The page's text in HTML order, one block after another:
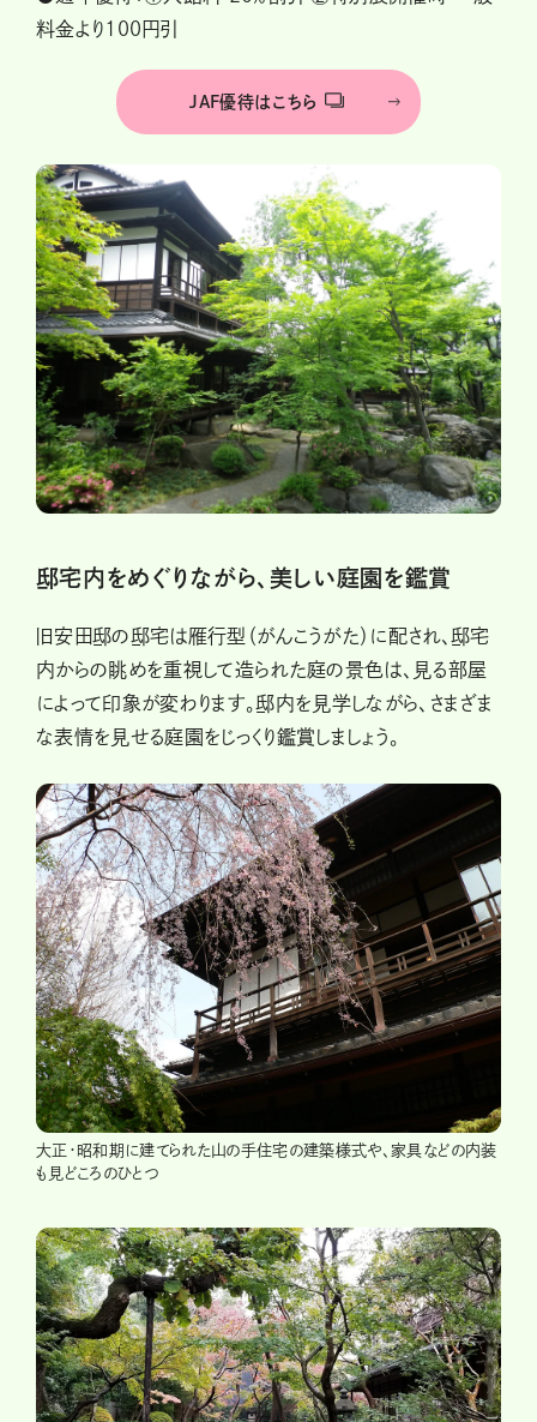
料金より100円引
JAF優待はこちら
邸宅内をめぐりながら、美しい庭園を鑑賞
旧安田邸の邸宅は雁行型（がんこうがた）に配され、邸宅
内からの眺めを重視して造られた庭の景色は、見る部屋
によって印象が変わります。邸内を見学しながら、さまざま
な表情を見せる庭園をじっくり鑑賞しましょう。
大正・昭和期に建てられた山の手住宅の建築様式や、家具などの内装
も見どころのひとつ